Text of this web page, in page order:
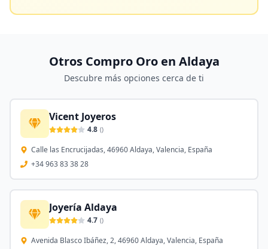
Otros Compro Oro en Aldaya
Descubre más opciones cerca de ti
Vicent Joyeros
4.8 ()
Calle las Encrucijadas, 46960 Aldaya, Valencia, España
+34 963 83 38 28
Joyería Aldaya
4.7 ()
Avenida Blasco Ibáñez, 2, 46960 Aldaya, Valencia, España